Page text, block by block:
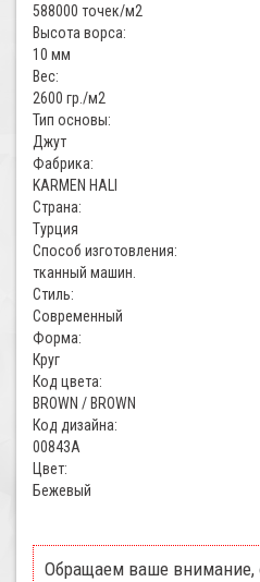
588000 точек/м2
Высота ворса:
10 мм
Вес:
2600 гр./м2
Тип основы:
Джут
Фабрика:
KARMEN HALI
Страна:
Турция
Способ изготовления:
тканный машин.
Стиль:
Современный
Форма:
Круг
Код цвета:
BROWN / BROWN
Код дизайна:
00843A
Цвет:
Бежевый
Обращаем ваше внимание,